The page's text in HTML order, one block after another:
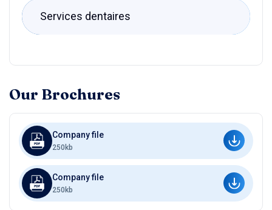
Services dentaires
Our Brochures
Company file
250kb
Company file
250kb